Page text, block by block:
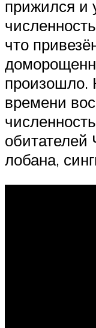
прижился и
что
произошло.
времени
лобана,